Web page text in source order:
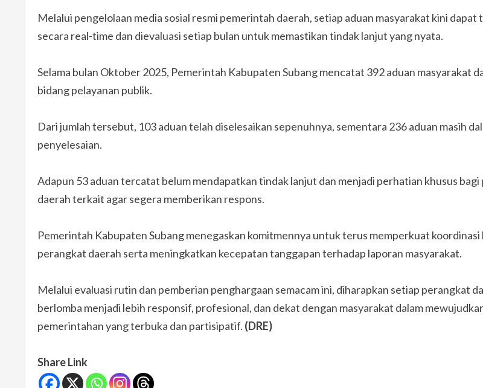
Melalui pengelolaan media sosial resmi pemerintah daerah, setiap aduan masyarakat kini dapat
secara real-time dan dievaluasi setiap bulan untuk memastikan tindak lanjut yang nyata.
Selama bulan Oktober 2025, Pemerintah Kabupaten Subang mencatat 392 aduan masyarakat
bidang pelayanan publik.
Dari jumlah tersebut, 103 aduan telah diselesaikan sepenuhnya, sementara 236 aduan masih
penyelesaian.
Adapun 53 aduan tercatat belum mendapatkan tindak lanjut dan menjadi perhatian khusus
daerah terkait agar segera memberikan respons.
Pemerintah Kabupaten Subang menegaskan komitmennya untuk terus memperkuat koordinasi
perangkat daerah serta meningkatkan kecepatan tanggapan terhadap laporan masyarakat.
Melalui evaluasi rutin dan pemberian penghargaan semacam ini, diharapkan setiap perangkat
berlomba menjadi lebih responsif, profesional, dan dekat dengan masyarakat dalam
pemerintahan yang terbuka dan partisipatif. (DRE)
Share Link